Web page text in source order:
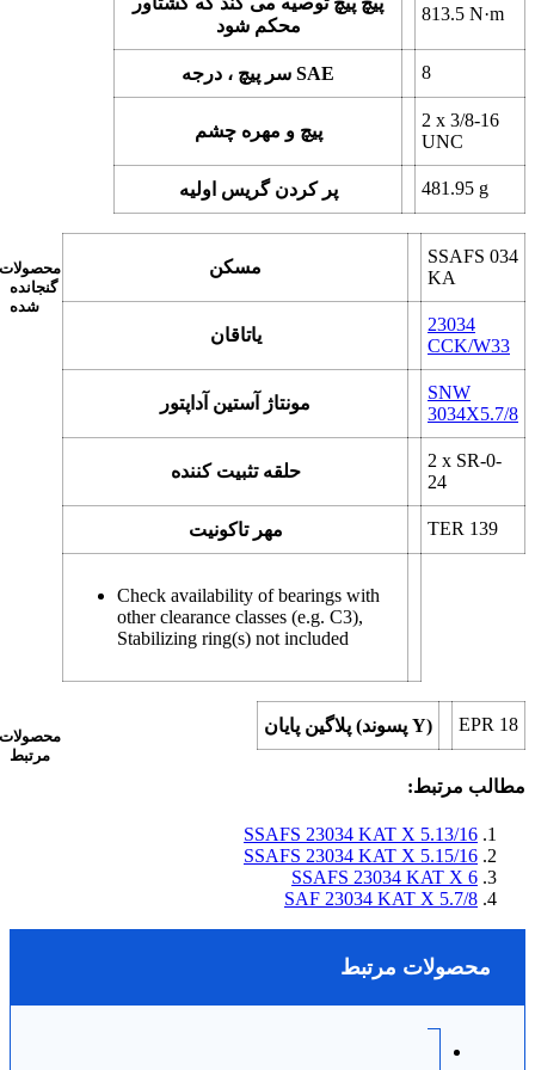
محکم شود
813.5 N·m
سر پیچ ، درجه SAE 8
پیچ و مهره چشم
2 x 3/8-16
UNC
پر کردن گریس اولیه 481.95 g
محصولات
گنجانده
شده
مسکن
SSAFS 034
KA
یاتاقان
23034
CCK/W33
مونتاژ آستین آداپتور
SNW
3034X5.7/8
حلقه تثبیت کننده
2 x SR-0-
24
مهر تاکونیت TER 139
Check availability of bearings with
other clearance classes (e.g. C3),
Stabilizing ring(s) not included
محصولات
مرتبط
پلاگین پایان (پسوند Y) EPR 18
مطالب مرتبط:
SSAFS 23034 KAT X 5.13/16
SSAFS 23034 KAT X 5.15/16
SSAFS 23034 KAT X 6
SAF 23034 KAT X 5.7/8
محصولات مرتبط